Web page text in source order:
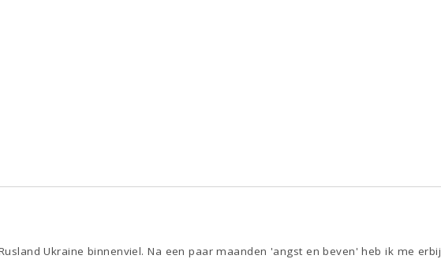
Ukraine binnenviel. Na een paar maanden 'angst en beven' heb ik me erbij